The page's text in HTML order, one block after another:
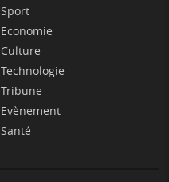
Sport
Economie
Culture
Technologie
Tribune
Evènement
Santé